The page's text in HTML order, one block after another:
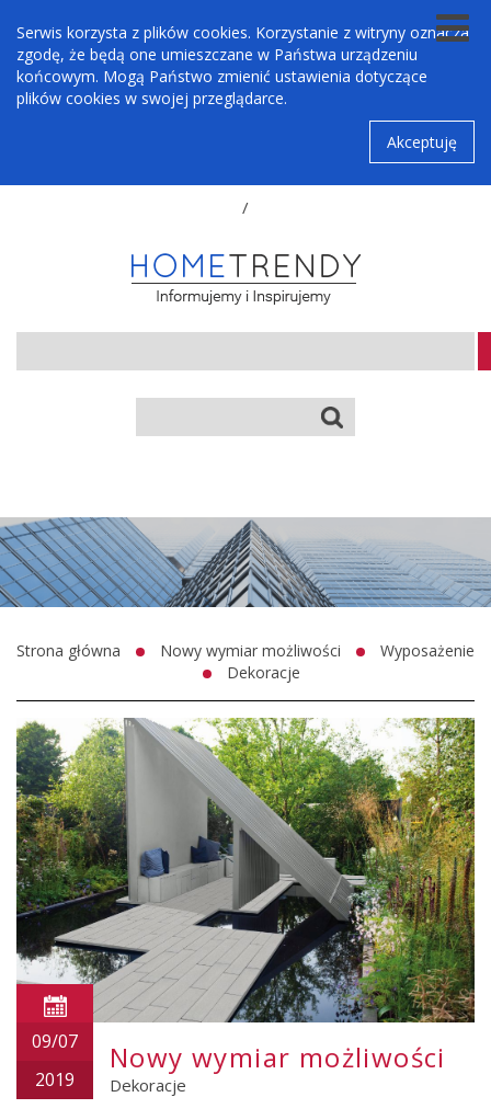
Serwis korzysta z plików cookies. Korzystanie z witryny oznacza
zgodę, że będą one umieszczane w Państwa urządzeniu
końcowym. Mogą Państwo zmienić ustawienia dotyczące
plików cookies w swojej przeglądarce.
Akceptuję
/
Strona główna Nowy wymiar możliwości
Wyposażenie
Dekoracje
09/07
2019
Nowy wymiar możliwości
Dekoracje